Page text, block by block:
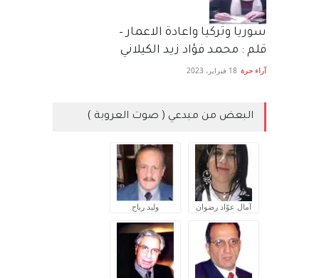
سوريا وتركيا واعادة الاعمار –
قلم : محمد فؤاد زيد الكيلاني
آراء حرة 18 فبراير، 2023
البعض من مبدعي ( صوت العروبة )
آمال عوّاد رضوان وليد رباح